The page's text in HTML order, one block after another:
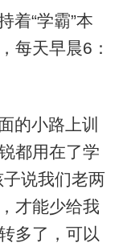
着“学霸”本
每天早晨6：
的小路上训
都用在了学
说我们老两
才能少给我
多了，可以